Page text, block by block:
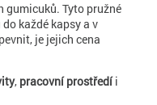
gumicuků. Tyto pružné
každé kapsy a v
je jejich cena
, pracovní prostředíi